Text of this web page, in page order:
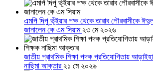
এমপি দিপু ভূঁইয়ার পক্ষ থেকে তারাব পৌরবাসীকে
জানালেন কে এম সিয়াম ২৩ মে ২০২৬
জাতীয় প্রাথমিক শিক্ষা পদক প্রতিযোগিতায়
নাছিমা আক্তার ২১ মে ২০২৬